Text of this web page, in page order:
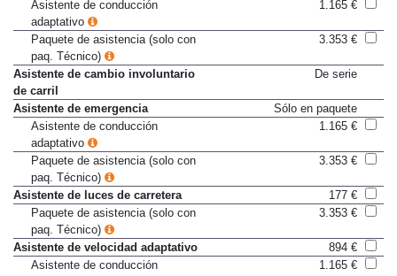
Asistente de conducción
adaptativo
Paquete de asistencia (solo con
paq. Técnico)
Asistente de cambio involuntario
de carril
Asistente de emergencia
Sólo en paquete
Asistente de conducción
adaptativo
Paquete de asistencia (solo con
paq. Técnico)
Asistente de luces de carretera
177 €
Paquete de asistencia (solo con
paq. Técnico)
Asistente de velocidad adaptativo
894 €